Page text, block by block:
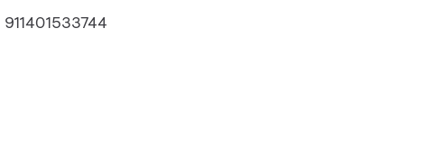
911401533744